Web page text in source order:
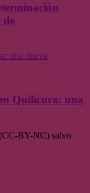
de
una nueva
Quilicura: una
BY-NC) salvo